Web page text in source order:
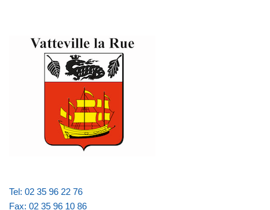
Tel: 02 35 96 22 76
Fax: 02 35 96 10 86